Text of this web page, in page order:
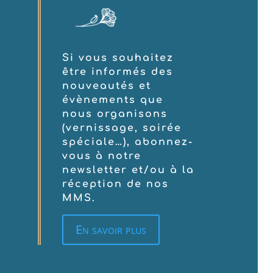
Si vous souhaitez
être informés des
nouveautés et
évènements que
nous organisons
(vernissage, soirée
spéciale…), abonnez-
vous à notre
newsletter et/ou à la
réception de nos
MMS.
En savoir plus